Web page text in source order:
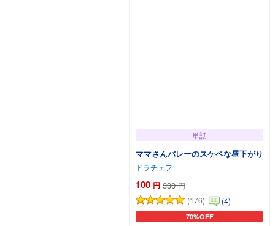
単話
ママさんバレーのスケベな昼下がり
ドラチェフ
100 円 330 円
(176)
(4)
70%OFF
カートに追加